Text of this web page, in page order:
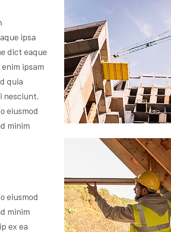
ipsa
dict eaque
ipsam
quia
nesciunt.
eiusmod
minim
eiusmod
minim
ex ea